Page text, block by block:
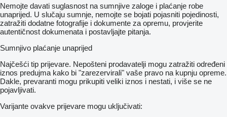
Nemojte davati suglasnost na sumnjive zaloge i plaćanje robe
unaprijed. U slučaju sumnje, nemojte se bojati pojasniti pojedinosti,
zatražiti dodatne fotografije i dokumente za opremu, provjerite
autentičnost dokumenata i postavljajte pitanja.
Sumnjivo plaćanje unaprijed
Najčešći tip prijevare. Nepošteni prodavatelji mogu zatražiti određeni
iznos predujma kako bi "zarezervirali" vaše pravo na kupnju opreme.
Dakle, prevaranti mogu prikupiti veliki iznos i nestati, i više se ne
pojavljivati.
Varijante ovakve prijevare mogu uključivati: